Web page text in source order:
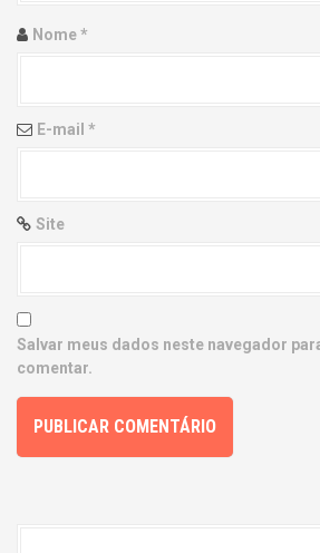
i
n
Nome*
E-mail *
Site
Salvar meus dados neste navegador
comentar.